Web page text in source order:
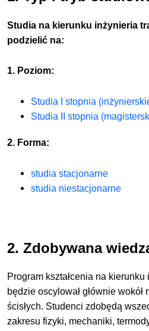
Studia na kierunku inżynieria
podzielić na:
1. Poziom:
Studia I stopnia
Studia II stopnia
2. Forma:
studia stacjonarne
studia niestacjonarne
2. Zdobywana
Program kształcenia na
będzie oscylował głównie
ścisłych. Studenci zdobędą
zakresu fizyki, mechaniki,